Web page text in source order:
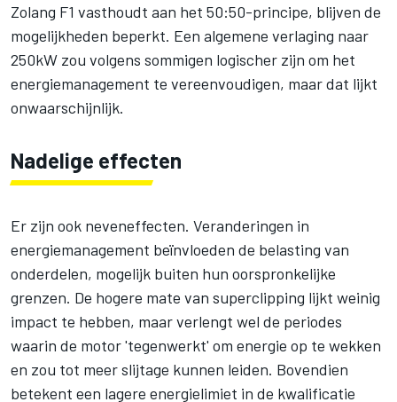
Zolang F1 vasthoudt aan het 50:50-principe, blijven de
mogelijkheden beperkt. Een algemene verlaging naar
250kW zou volgens sommigen logischer zijn om het
energiemanagement te vereenvoudigen, maar dat lijkt
onwaarschijnlijk.
Nadelige effecten
Er zijn ook neveneffecten. Veranderingen in
energiemanagement beïnvloeden de belasting van
onderdelen, mogelijk buiten hun oorspronkelijke
grenzen. De hogere mate van superclipping lijkt weinig
impact te hebben, maar verlengt wel de periodes
waarin de motor 'tegenwerkt' om energie op te wekken
en zou tot meer slijtage kunnen leiden. Bovendien
betekent een lagere energielimiet in de kwalificatie